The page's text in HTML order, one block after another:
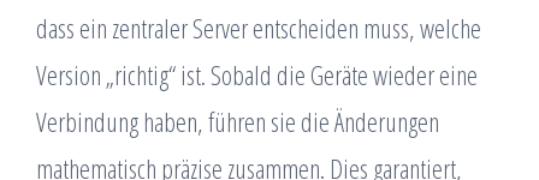
dass ein zentraler Server entscheiden muss, welche
Version „richtig“ ist. Sobald die Geräte wieder eine
Verbindung haben, führen sie die Änderungen
mathematisch präzise zusammen. Dies garantiert,